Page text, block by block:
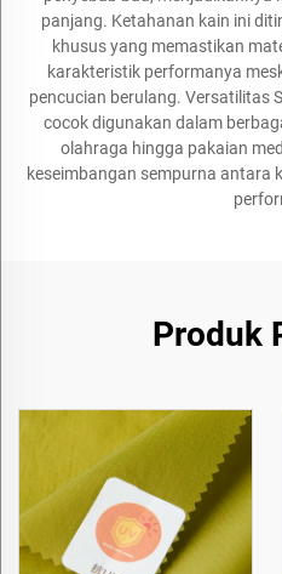
panjang. Ketahanan kain ini
khusus yang memastikan
karakteristik performanya
pencucian berulang. Versatilitas
cocok digunakan dalam
olahraga hingga pakaian
keseimbangan sempurna antara
Produk